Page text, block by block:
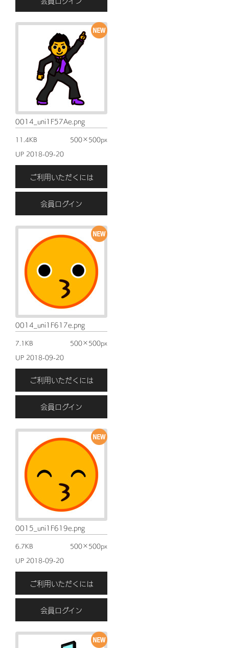
0014_uni1F57Ae.png
11.4KB
500×500px
UP 2018-09-20
ご利用いただくには
会員ログイン
0014_uni1F617e.png
7.1KB
500×500px
UP 2018-09-20
ご利用いただくには
会員ログイン
0015_uni1F619e.png
6.7KB
500×500px
UP 2018-09-20
ご利用いただくには
会員ログイン